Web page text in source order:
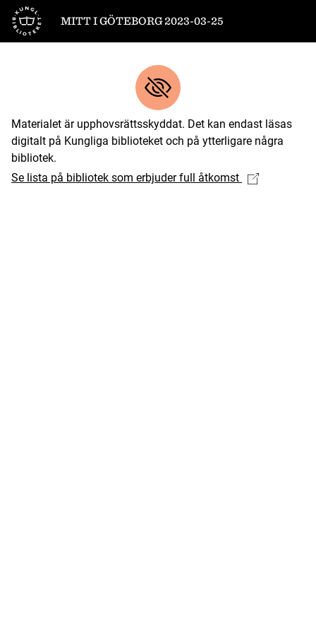
Till startsidan
MITT I GÖTEBORG 2023-03-25
Materialet är upphovsrättsskyddat. Det kan endast läsas
digitalt på Kungliga biblioteket och på ytterligare några
bibliotek.
Se lista på bibliotek som erbjuder full åtkomst